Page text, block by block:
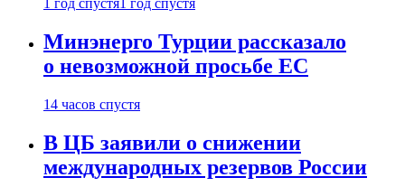
1 год спустя 1 год спустя
Минэнерго Турции рассказало
о невозможной просьбе ЕС
14 часов спустя
В ЦБ заявили о снижении
международных резервов России